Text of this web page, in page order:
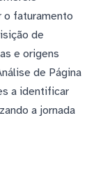
o faturamento
de
e origens
de Página
a identificar
a jornada